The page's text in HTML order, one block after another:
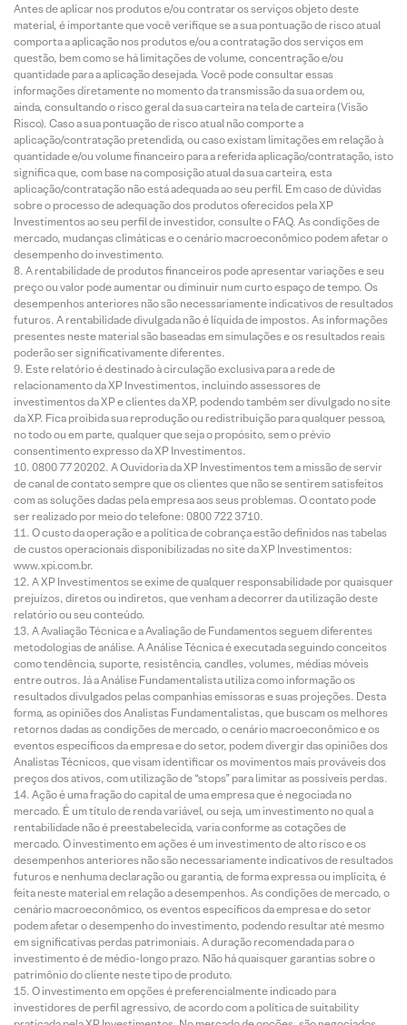
Antes de aplicar nos produtos e/ou contratar os serviços objeto deste
material, é importante que você verifique se a sua pontuação de risco atual
comporta a aplicação nos produtos e/ou a contratação dos serviços em
questão, bem como se há limitações de volume, concentração e/ou
quantidade para a aplicação desejada. Você pode consultar essas
informações diretamente no momento da transmissão da sua ordem ou,
ainda, consultando o risco geral da sua carteira na tela de carteira (Visão
Risco). Caso a sua pontuação de risco atual não comporte a
aplicação/contratação pretendida, ou caso existam limitações em relação à
quantidade e/ou volume financeiro para a referida aplicação/contratação, isto
significa que, com base na composição atual da sua carteira, esta
aplicação/contratação não está adequada ao seu perfil. Em caso de dúvidas
sobre o processo de adequação dos produtos oferecidos pela XP
Investimentos ao seu perfil de investidor, consulte o FAQ. As condições de
mercado, mudanças climáticas e o cenário macroeconômico podem afetar o
desempenho do investimento.
A rentabilidade de produtos financeiros pode apresentar variações e seu
preço ou valor pode aumentar ou diminuir num curto espaço de tempo. Os
desempenhos anteriores não são necessariamente indicativos de resultados
futuros. A rentabilidade divulgada não é líquida de impostos. As informações
presentes neste material são baseadas em simulações e os resultados reais
poderão ser significativamente diferentes.
Este relatório é destinado à circulação exclusiva para a rede de
relacionamento da XP Investimentos, incluindo assessores de
investimentos da XP e clientes da XP, podendo também ser divulgado no site
da XP. Fica proibida sua reprodução ou redistribuição para qualquer pessoa,
no todo ou em parte, qualquer que seja o propósito, sem o prévio
consentimento expresso da XP Investimentos.
0800 77 20202. A Ouvidoria da XP Investimentos tem a missão de servir
de canal de contato sempre que os clientes que não se sentirem satisfeitos
com as soluções dadas pela empresa aos seus problemas. O contato pode
ser realizado por meio do telefone: 0800 722 3710.
O custo da operação e a política de cobrança estão definidos nas tabelas
de custos operacionais disponibilizadas no site da XP Investimentos:
www.xpi.com.br.
A XP Investimentos se exime de qualquer responsabilidade por quaisquer
prejuízos, diretos ou indiretos, que venham a decorrer da utilização deste
relatório ou seu conteúdo.
A Avaliação Técnica e a Avaliação de Fundamentos seguem diferentes
metodologias de análise. A Análise Técnica é executada seguindo conceitos
como tendência, suporte, resistência, candles, volumes, médias móveis
entre outros. Já a Análise Fundamentalista utiliza como informação os
resultados divulgados pelas companhias emissoras e suas projeções. Desta
forma, as opiniões dos Analistas Fundamentalistas, que buscam os melhores
retornos dadas as condições de mercado, o cenário macroeconômico e os
eventos específicos da empresa e do setor, podem divergir das opiniões dos
Analistas Técnicos, que visam identificar os movimentos mais prováveis dos
preços dos ativos, com utilização de “stops” para limitar as possíveis perdas.
Ação é uma fração do capital de uma empresa que é negociada no
mercado. É um título de renda variável, ou seja, um investimento no qual a
rentabilidade não é preestabelecida, varia conforme as cotações de
mercado. O investimento em ações é um investimento de alto risco e os
desempenhos anteriores não são necessariamente indicativos de resultados
futuros e nenhuma declaração ou garantia, de forma expressa ou implícita, é
feita neste material em relação a desempenhos. As condições de mercado, o
cenário macroeconômico, os eventos específicos da empresa e do setor
podem afetar o desempenho do investimento, podendo resultar até mesmo
em significativas perdas patrimoniais. A duração recomendada para o
investimento é de médio-longo prazo. Não há quaisquer garantias sobre o
patrimônio do cliente neste tipo de produto.
O investimento em opções é preferencialmente indicado para
investidores de perfil agressivo, de acordo com a política de suitability